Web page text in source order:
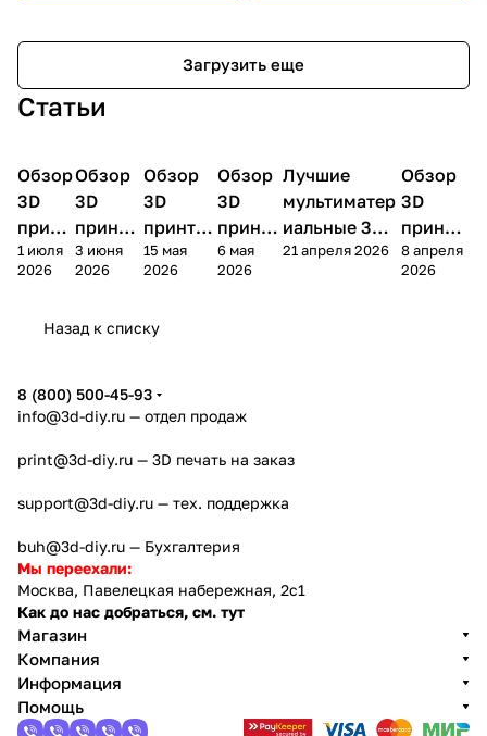
Загрузить еще
Статьи
3D
принтеры
Обзор
3D
принт
ера
Bamb
1 июля
2026
3D
принтеры
Обзор
3D
принте
ра
Anycubi
4
3 июня
2026
3D
принтеры
Обзор
3D
принтер
а
FlashFo
Creator
15 мая
2026
3D
принтеры
Обзор
3D
принте
ра
Bambu
6 мая
2026
3D принтеры
Лучшие
мультиматер
иальные 3D
принтеры на
21 апреля 2026
3D
Обзор
3D
принте
ра
FlashF
8 апреля
2026
Назад к списку
8 (800) 500-45-93
info@3d-diy.ru — отдел продаж
print@3d-diy.ru — 3D печать на заказ
support@3d-diy.ru — тех. поддержка
buh@3d-diy.ru — Бухгалтерия
Мы переехали:
Москва, Павелецкая набережная, 2с1
Как до нас добраться, см. тут
Магазин
Компания
Информация
Помощь